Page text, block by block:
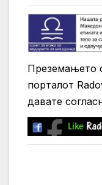
Преземањето
порталот
давате